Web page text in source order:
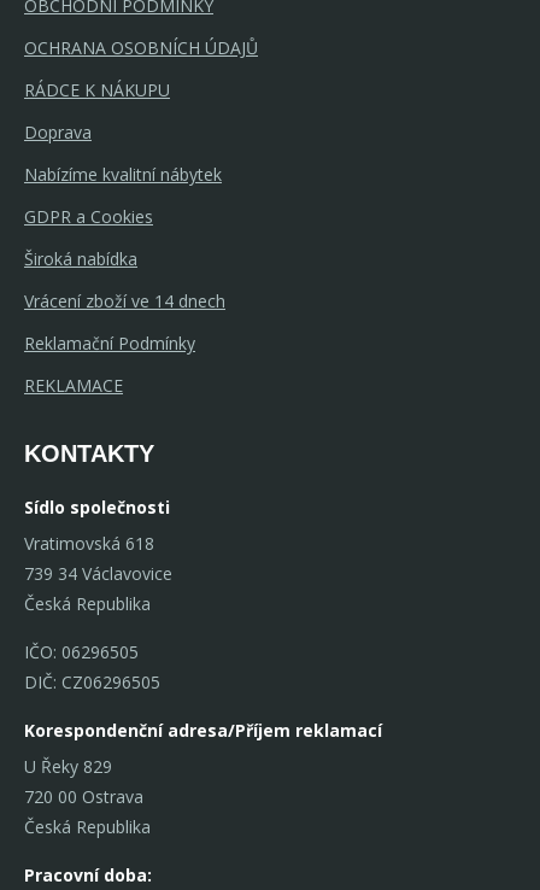
OBCHODNÍ PODMÍNKY
OCHRANA OSOBNÍCH ÚDAJŮ
RÁDCE K NÁKUPU
Doprava
Nabízíme kvalitní nábytek
GDPR a Cookies
Široká nabídka
Vrácení zboží ve 14 dnech
Reklamační Podmínky
REKLAMACE
KONTAKTY
Sídlo společnosti
Vratimovská 618
739 34 Václavovice
Česká Republika
IČO: 06296505
DIČ: CZ06296505
Korespondenční adresa/Příjem reklamací
U Řeky 829
720 00 Ostrava
Česká Republika
Pracovní doba: